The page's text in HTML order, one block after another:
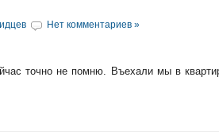
Нет комментариев »
точно не помню. Въехали мы в